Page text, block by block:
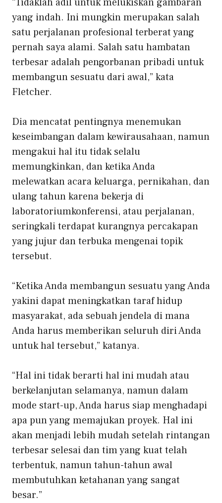
“Tidaklah adil untuk melukiskan gambaran
yang indah. Ini mungkin merupakan salah
satu perjalanan profesional terberat yang
pernah saya alami. Salah satu hambatan
terbesar adalah pengorbanan pribadi untuk
membangun sesuatu dari awal,” kata
Fletcher.
Dia mencatat pentingnya menemukan
keseimbangan dalam kewirausahaan, namun
mengakui hal itu tidak selalu
memungkinkan, dan ketika Anda
melewatkan acara keluarga, pernikahan, dan
ulang tahun karenabekerja di
laboratoriumkonferensi, atau perjalanan,
seringkali terdapat kurangnya percakapan
yang jujur ​​dan terbuka mengenai topik
tersebut.
“Ketika Anda membangun sesuatu yang Anda
yakini dapat meningkatkan taraf hidup
masyarakat, ada sebuah jendela di mana
Anda harus memberikan seluruh diri Anda
untuk hal tersebut,” katanya.
“Hal ini tidak berarti hal ini mudah atau
berkelanjutan selamanya, namun dalam
mode start-up, Anda harus siap menghadapi
apa pun yang memajukan proyek. Hal ini
akan menjadi lebih mudah setelah rintangan
terbesar selesai dan tim yang kuat telah
terbentuk, namun tahun-tahun awal
membutuhkan ketahanan yang sangat
besar.”